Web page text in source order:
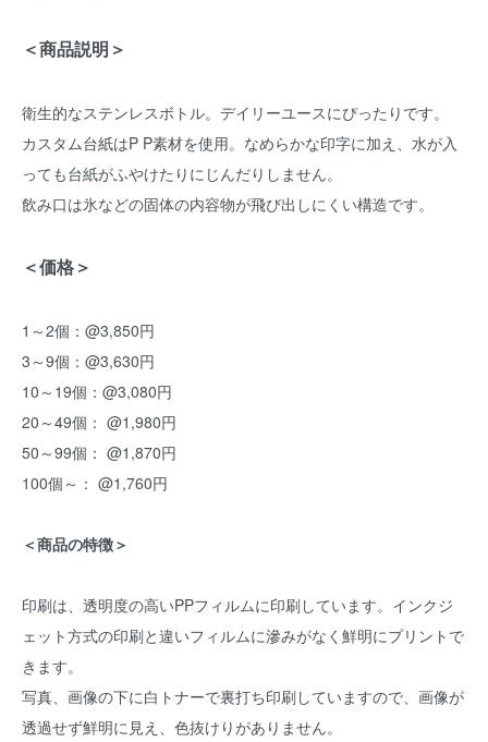
＜商品説明＞
衛生的なステンレスボトル。デイリーユースにぴったりです。
カスタム台紙はP P素材を使用。なめらかな印字に加え、水が入
っても台紙がふやけたりにじんだりしません。
飲み口は氷などの固体の内容物が飛び出しにくい構造です。
＜価格＞
1～2個：@3,850円
3～9個：@3,630円
10～19個：@3,080円
20～49個： @1,980円
50～99個： @1,870円
100個～： @1,760円
＜商品の特徴＞
印刷は、透明度の高いPPフィルムに印刷しています。インクジ
ェット方式の印刷と違いフィルムに滲みがなく鮮明にプリントで
きます。
写真、画像の下に白トナーで裏打ち印刷していますので、画像が
透過せず鮮明に見え、色抜けりがありません。